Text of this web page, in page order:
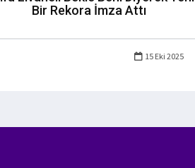
Bir Rekora İmza Attı
15 Eki 2025